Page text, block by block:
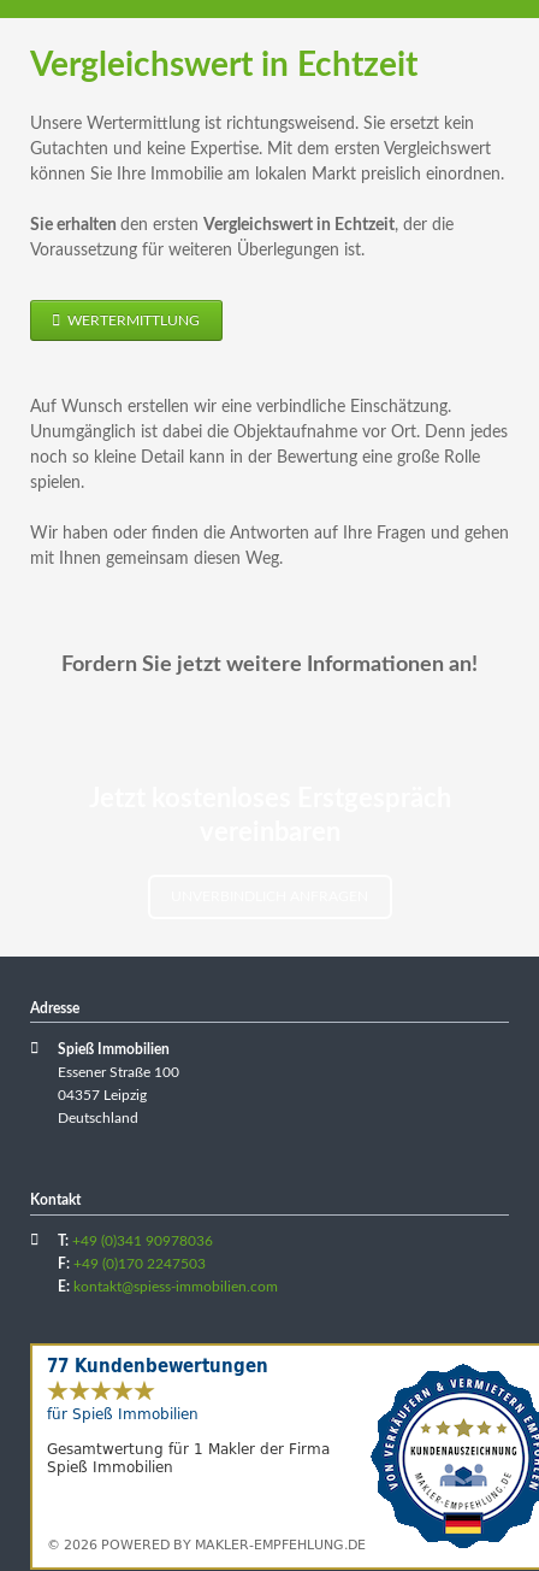
Vergleichswert in Echtzeit
Unsere Wertermittlung ist richtungsweisend. Sie ersetzt kein
Gutachten und keine Expertise. Mit dem ersten Vergleichswert
können Sie Ihre Immobilie am lokalen Markt preislich einordnen.
Sie erhalten den ersten Vergleichswert in Echtzeit, der die
Voraussetzung für weiteren Überlegungen ist.
WERTERMITTLUNG
Auf Wunsch erstellen wir eine verbindliche Einschätzung.
Unumgänglich ist dabei die Objektaufnahme vor Ort. Denn jedes
noch so kleine Detail kann in der Bewertung eine große Rolle
spielen.
Wir haben oder finden die Antworten auf Ihre Fragen und gehen
mit Ihnen gemeinsam diesen Weg.
Fordern Sie jetzt weitere Informationen an!
Adresse
Spieß Immobilien
Essener Straße 100
04357 Leipzig
Deutschland
Kontakt
T: +49 (0)341 90978036
F: +49 (0)170 2247503
E: kontakt@spiess-immobilien.com